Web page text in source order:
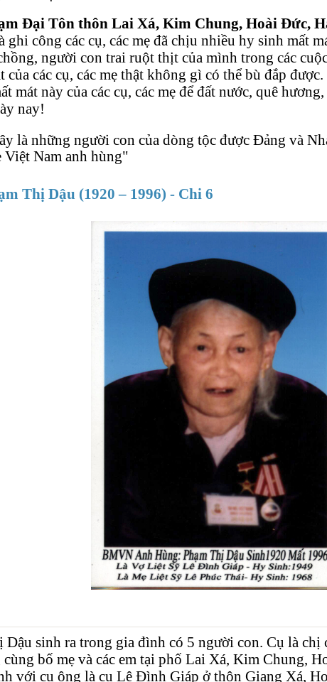
Đại Tôn thôn Lai Xá, Kim Chung, Hoài Đức,
ghi công các cụ, các mẹ đã chịu nhiều hy sinh mất
người con trai ruột thịt của mình trong các
của các cụ, các mẹ thật không gì có thể bù đắp
mát này của các cụ, các mẹ để đất nước, quê
nay!
là những người con của dòng tộc được Đảng và
Việt Nam anh hùng"
Thị Dậu (1920 – 1996) - Chi 6
Dậu sinh ra trong gia đình có 5 người con. Cụ là
cùng bố mẹ và các em tại phố Lai Xá, Kim Chung,
với cụ ông là cụ Lê Đình Giáp ở thôn Giang Xá,